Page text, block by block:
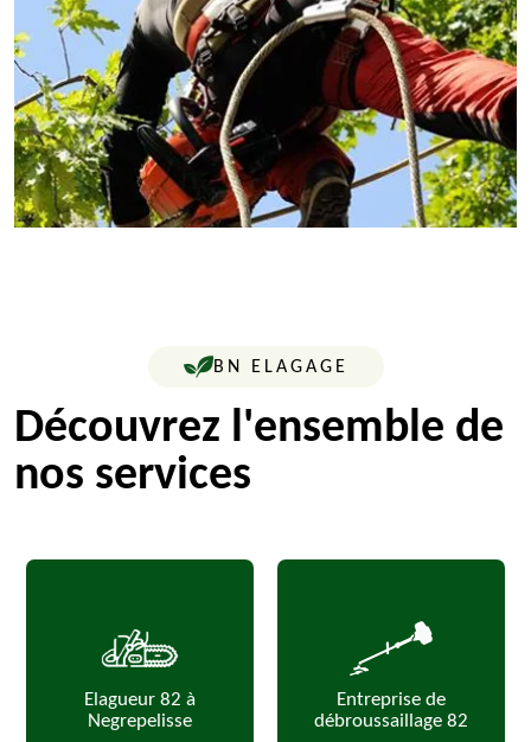
BN ELAGAGE
Découvrez l'ensemble de
nos services
Elagueur 82 à
Negrepelisse
Entreprise de
débroussaillage 82